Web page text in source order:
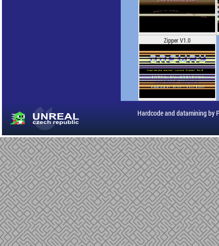
Zipper V1.0
Hardcode and datamining by